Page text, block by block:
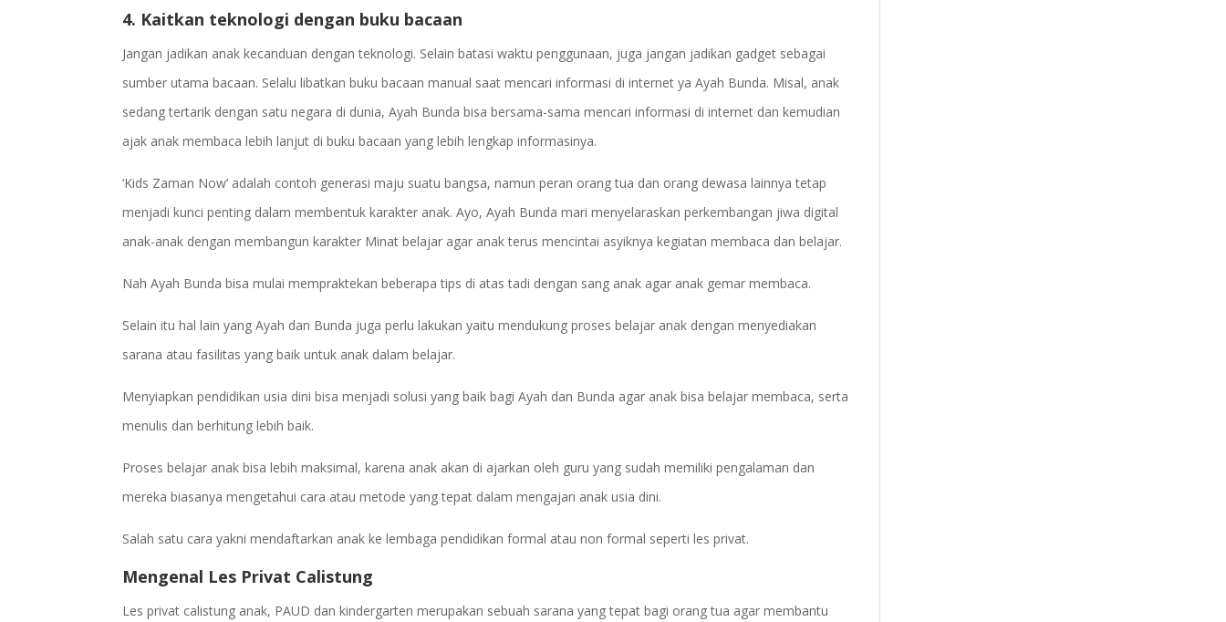
4. Kaitkan teknologi dengan buku bacaan
Jangan jadikan anak kecanduan dengan teknologi. Selain batasi waktu penggunaan, juga jangan jadikan gadget sebagai
sumber utama bacaan. Selalu libatkan buku bacaan manual saat mencari informasi di internet ya Ayah Bunda. Misal, anak
sedang tertarik dengan satu negara di dunia, Ayah Bunda bisa bersama-sama mencari informasi di internet dan kemudian
ajak anak membaca lebih lanjut di buku bacaan yang lebih lengkap informasinya.
‘Kids Zaman Now’ adalah contoh generasi maju suatu bangsa, namun peran orang tua dan orang dewasa lainnya tetap
menjadi kunci penting dalam membentuk karakter anak. Ayo, Ayah Bunda mari menyelaraskan perkembangan jiwa digital
anak-anak dengan membangun karakter Minat belajar agar anak terus mencintai asyiknya kegiatan membaca dan belajar.
Nah Ayah Bunda bisa mulai mempraktekan beberapa tips di atas tadi dengan sang anak agar anak gemar membaca.
Selain itu hal lain yang Ayah dan Bunda juga perlu lakukan yaitu mendukung proses belajar anak dengan menyediakan
sarana atau fasilitas yang baik untuk anak dalam belajar.
Menyiapkan pendidikan usia dini bisa menjadi solusi yang baik bagi Ayah dan Bunda agar anak bisa belajar membaca, serta
menulis dan berhitung lebih baik.
Proses belajar anak bisa lebih maksimal, karena anak akan di ajarkan oleh guru yang sudah memiliki pengalaman dan
mereka biasanya mengetahui cara atau metode yang tepat dalam mengajari anak usia dini.
Salah satu cara yakni mendaftarkan anak ke lembaga pendidikan formal atau non formal seperti les privat.
Mengenal Les Privat Calistung
Les privat calistung anak, PAUD dan kindergarten merupakan sebuah sarana yang tepat bagi orang tua agar membantu